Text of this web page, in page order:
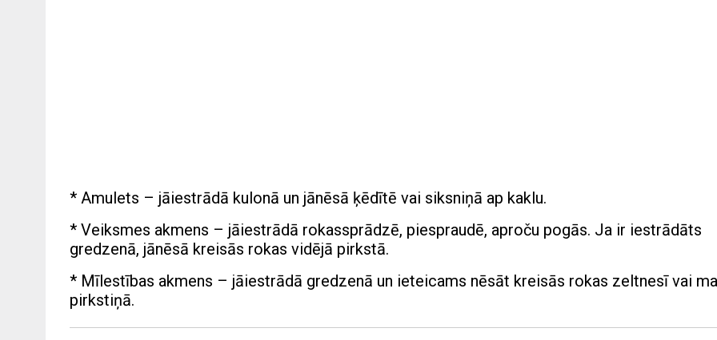
* Amulets – jāiestrādā kulonā un jānēsā ķēdītē vai siksniņā ap kaklu.
* Veiksmes akmens – jāiestrādā rokassprādzē, piespraudē, aproču pogās. Ja ir iestrādāts
gredzenā, jānēsā kreisās rokas vidējā pirkstā.
* Mīlestības akmens – jāiestrādā gredzenā un ieteicams nēsāt kreisās rokas zeltnesī vai
pirkstiņā.